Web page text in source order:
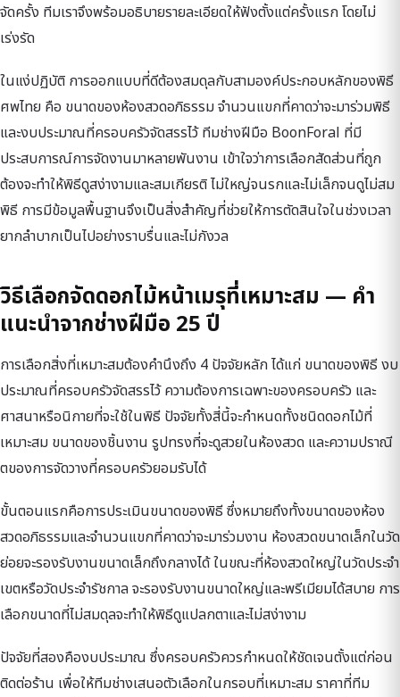
จัดครั้ง ทีมเราจึงพร้อมอธิบายรายละเอียดให้ฟังตั้งแต่ครั้งแรก โดยไม่
เร่งรัด
ในแง่ปฏิบัติ การออกแบบที่ดีต้องสมดุลกับสามองค์ประกอบหลักของพิธี
ศพไทย คือ ขนาดของห้องสวดอภิธรรม จำนวนแขกที่คาดว่าจะมาร่วมพิธี
และงบประมาณที่ครอบครัวจัดสรรไว้ ทีมช่างฝีมือ BoonForal ที่มี
ประสบการณ์การจัดงานมาหลายพันงาน เข้าใจว่าการเลือกสัดส่วนที่ถูก
ต้องจะทำให้พิธีดูสง่างามและสมเกียรติ ไม่ใหญ่จนรกและไม่เล็กจนดูไม่สม
พิธี การมีข้อมูลพื้นฐานจึงเป็นสิ่งสำคัญที่ช่วยให้การตัดสินใจในช่วงเวลา
ยากลำบากเป็นไปอย่างราบรื่นและไม่กังวล
วิธีเลือกจัดดอกไม้หน้าเมรุที่เหมาะสม — คำ
แนะนำจากช่างฝีมือ 25 ปี
การเลือกสิ่งที่เหมาะสมต้องคำนึงถึง 4 ปัจจัยหลัก ได้แก่ ขนาดของพิธี งบ
ประมาณที่ครอบครัวจัดสรรไว้ ความต้องการเฉพาะของครอบครัว และ
ศาสนาหรือนิกายที่จะใช้ในพิธี ปัจจัยทั้งสี่นี้จะกำหนดทั้งชนิดดอกไม้ที่
เหมาะสม ขนาดของชิ้นงาน รูปทรงที่จะดูสวยในห้องสวด และความปราณี
ตของการจัดวางที่ครอบครัวยอมรับได้
ขั้นตอนแรกคือการประเมินขนาดของพิธี ซึ่งหมายถึงทั้งขนาดของห้อง
สวดอภิธรรมและจำนวนแขกที่คาดว่าจะมาร่วมงาน ห้องสวดขนาดเล็กในวัด
ย่อยจะรองรับงานขนาดเล็กถึงกลางได้ ในขณะที่ห้องสวดใหญ่ในวัดประจำ
เขตหรือวัดประจำรัชกาล จะรองรับงานขนาดใหญ่และพรีเมียมได้สบาย การ
เลือกขนาดที่ไม่สมดุลจะทำให้พิธีดูแปลกตาและไม่สง่างาม
ปัจจัยที่สองคืองบประมาณ ซึ่งครอบครัวควรกำหนดให้ชัดเจนตั้งแต่ก่อน
ติดต่อร้าน เพื่อให้ทีมช่างเสนอตัวเลือกในกรอบที่เหมาะสม ราคาที่ทีม